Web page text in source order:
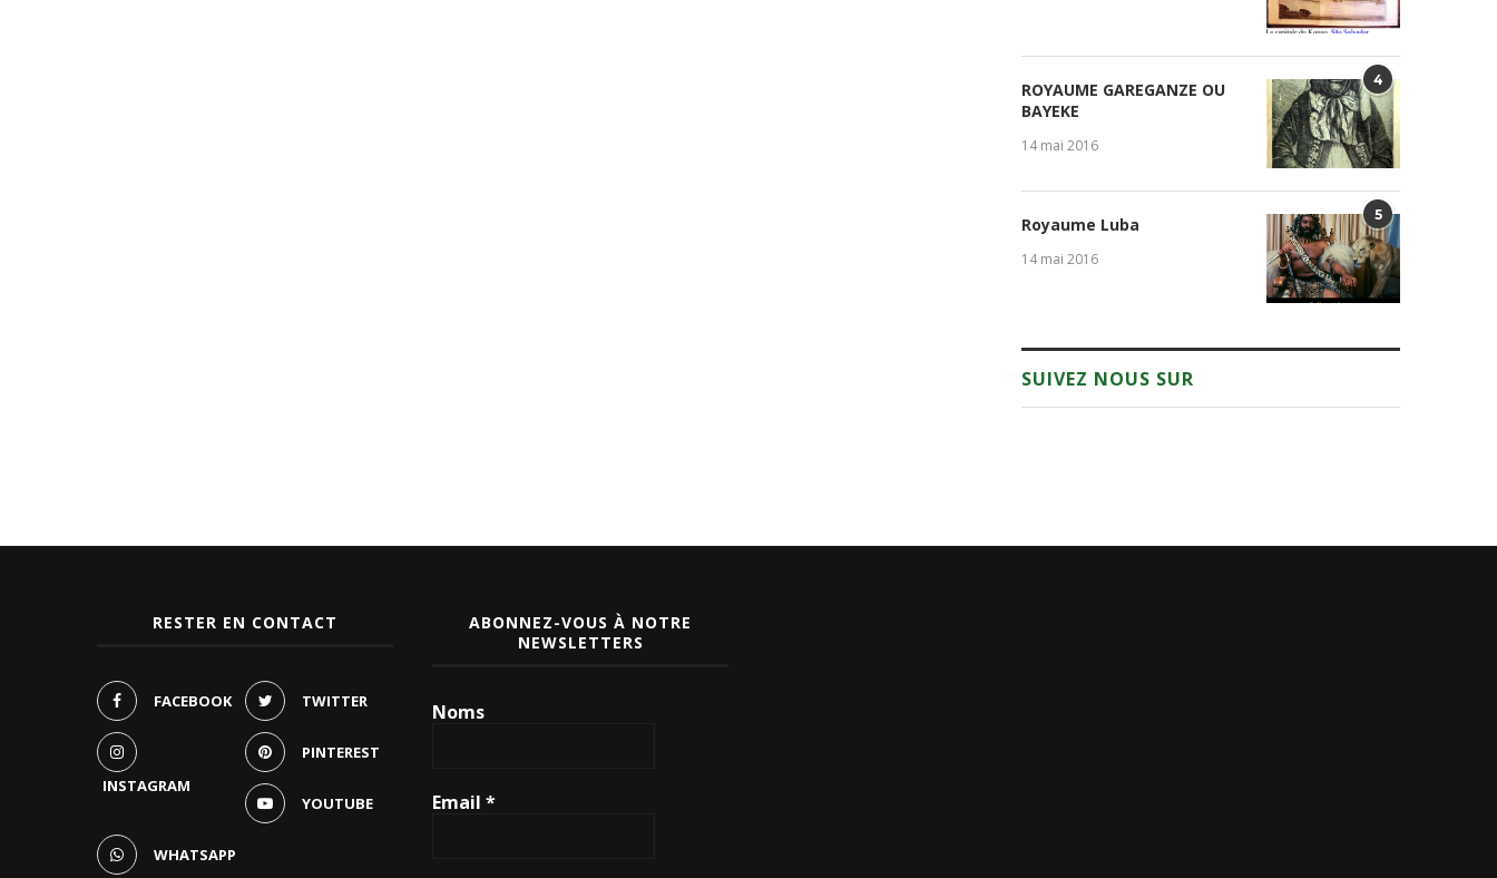
4
ROYAUME GAREGANZE OU
BAYEKE
14 mai 2016
5
Royaume Luba
14 mai 2016
SUIVEZ NOUS SUR
RESTER EN CONTACT
FACEBOOK TWITTER
INSTAGRAM
PINTEREST
YOUTUBE
WHATSAPP
ABONNEZ-VOUS À NOTRE
NEWSLETTERS
Noms
Email*